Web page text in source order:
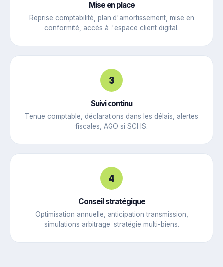
Mise en place
Reprise comptabilité, plan d'amortissement, mise en
conformité, accès à l'espace client digital.
3
Suivi continu
Tenue comptable, déclarations dans les délais, alertes
fiscales, AGO si SCI IS.
4
Conseil stratégique
Optimisation annuelle, anticipation transmission,
simulations arbitrage, stratégie multi-biens.